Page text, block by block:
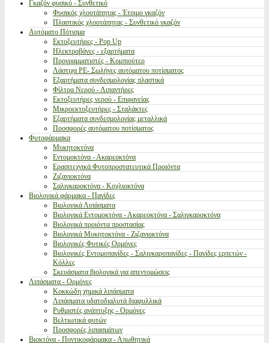
Γκαζόν φυσικό - Συνθετικό
Φυσικός χλοοτάπητας - Έτοιμο γκαζόν
Πλαστικός χλοοτάπητας - Συνθετικό γκαζόν
Αυτόματο Πότισμα
Εκτοξευτήρες - Pop Up
Ηλεκτροβάνες - εξαρτήματα
Προγραμματιστές - Κομπιούτερ
Λάστιχα PE- Σωλήνες αυτόματου ποτίσματος
Εξαρτήματα συνδεσμολογίας πλαστικά
Φίλτρα Νερού - Λιπαντήρες
Εκτοξευτήρες νερού - Επιφανείας
Μικροεκτοξευτήρες - Σταλάκτες
Εξαρτήματα συνδεσμολογίας μεταλλικά
Προσφορές αυτόματου ποτίσματος
Φυτοφάρμακα
Μυκητοκτόνα
Εντομοκτόνα - Ακαρεοκτόνα
Ερασιτεχνικά Φυτοπροστατευτικά Προιόντα
Ζιζανιοκτόνα
Σαλιγκαροκτόνα - Κοχλιοκτόνα
Βιολογικά φάρμακα - Παγίδες
Βιολογικά Λιπάσματα
Βιολογικά Εντομοκτόνα - Ακαρεοκτόνα - Σαλιγκαροκτόνα
Βιολογικά προιόντα προστασίας
Βιολογικά Μυκητοκτόνα - Ζιζανιοκτόνα
Βιολογικές Φυτικές Ορμόνες
Βιολογικές Εντομοπαγίδες - Σαλιγκαροπαγίδες - Παγίδες ερπετών -
Κόλλες
Σκευάσματα βιολογικά για απεντομώσεις
Λιπάσματα - Ορμόνες
Κοκκώδη χημικά λιπάσματα
Λιπάσματα υδατοδιαλυτά διαφυλλικά
Ρυθμιστές ανάπτυξης - Ορμόνες
Βελτιωτικά φυτών
Προσφορές λιπασμάτων
Βιοκτόνα - Ποντικοφάρμακα - Απωθητικά